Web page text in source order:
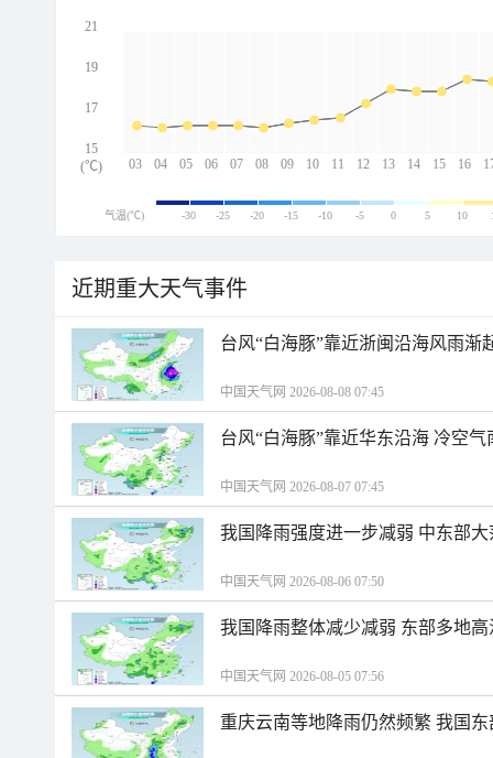
03 04 05 06 07 08 09 10 11 12 13 14 15 16
21
19
17
15
(℃)
气温(℃) -30 -25 -20 -15 -10 -5 0 5 10
近期重大天气事件
台风“白海豚”靠近浙闽沿海风雨渐
中国天气网 2026-08-08 07:45
台风“白海豚”靠近华东沿海 冷空
中国天气网 2026-08-07 07:45
我国降雨强度进一步减弱 中东部
中国天气网 2026-08-06 07:50
我国降雨整体减少减弱 东部多地
中国天气网 2026-08-05 07:56
重庆云南等地降雨仍然频繁 我国